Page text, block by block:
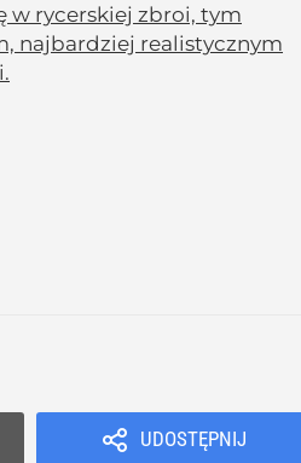
w rycerskiej zbroi, tym
najbardziej realistycznym
UDOSTĘPNIJ